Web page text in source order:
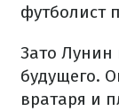
футболист
Зато Лунин
будущего.
вратаря и